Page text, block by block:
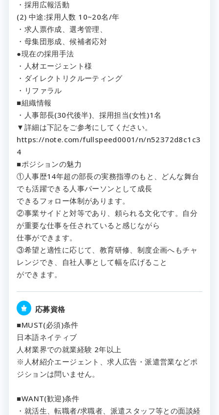
・採用広報活動
(2) 中途:採用人数 10~20名/年
・求人票作成、選考管理、
・母集団形成、候補者応対
●現在の採用手法
・人材エージェント様
・ダイレクトリクルーティング
・リファラル
■組織情報
・人事部長(30代後半)、採用担当(女性)1名
▼詳細は下記をご参考にしてください。
https://note.com/fullspeed0001/n/n52372d8c1c3
4
■ポジションの魅力
①人事歴14年超の部長の実務指導のもと、どんな舞台
でも活躍できる人事パーソンとして成長
できるフォロー体制があります。
②事業サイドと対等であり、頼られる文化です。自分
が重要な仕事を任されていると感じながら
仕事ができます。
③希望と適性に応じて、教育研修、制度企画へもチャ
レンジでき、自社人事として幅を広げること
ができます。
応募資格
■MUST(必須)条件
日本語ネイティブ
人材業界での就業経験 2年以上
※人材紹介エージェント、求人広告・派遣営業などポ
ジションは問いません。
■WANT(歓迎)条件
・就活生、転職者/求職者、派遣スタッフ等との面談経